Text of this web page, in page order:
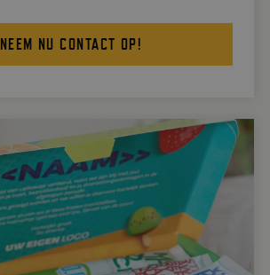
NEEM NU CONTACT OP!